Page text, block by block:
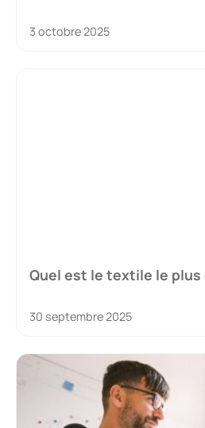
3 octobre 2025
Quel est le textile le plus
30 septembre 2025